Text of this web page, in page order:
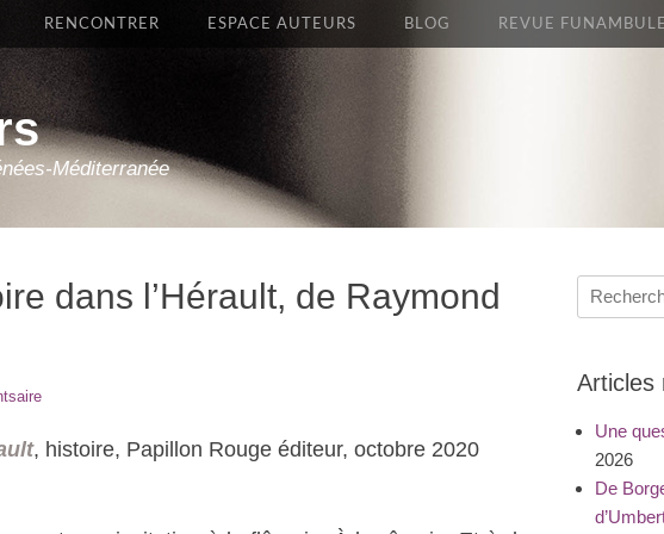
Méditerranée
RENCONTRER ESPACE AUTEURS BLOG REVUE FUNAMBULE
dans l’Hérault, de Raymond
, histoire, Papillon Rouge éditeur, octobre 2020
Recherche
pour
Articles
Une
2026
De